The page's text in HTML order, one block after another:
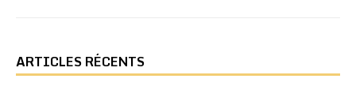
ARTICLES RÉCENTS